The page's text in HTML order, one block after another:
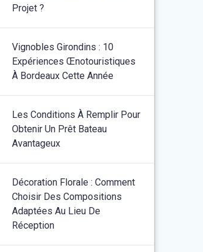
Projet ?
Vignobles Girondins : 10
Expériences Œnotouristiques
À Bordeaux Cette Année
Les Conditions À Remplir Pour
Obtenir Un Prêt Bateau
Avantageux
Décoration Florale : Comment
Choisir Des Compositions
Adaptées Au Lieu De
Réception